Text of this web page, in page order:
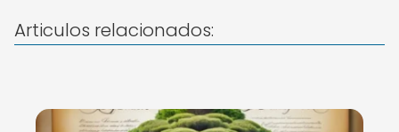
Articulos relacionados: